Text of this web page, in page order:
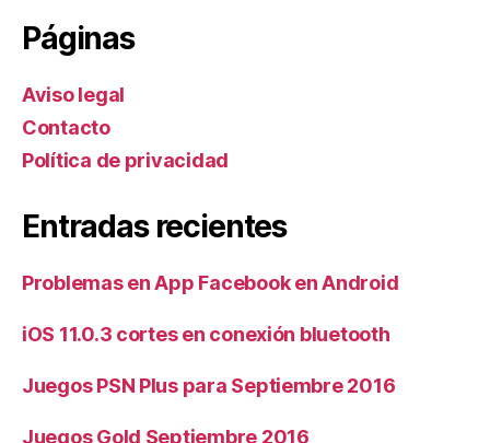
Páginas
Aviso legal
Contacto
Política de privacidad
Entradas recientes
Problemas en App Facebook en Android
iOS 11.0.3 cortes en conexión bluetooth
Juegos PSN Plus para Septiembre 2016
Juegos Gold Septiembre 2016